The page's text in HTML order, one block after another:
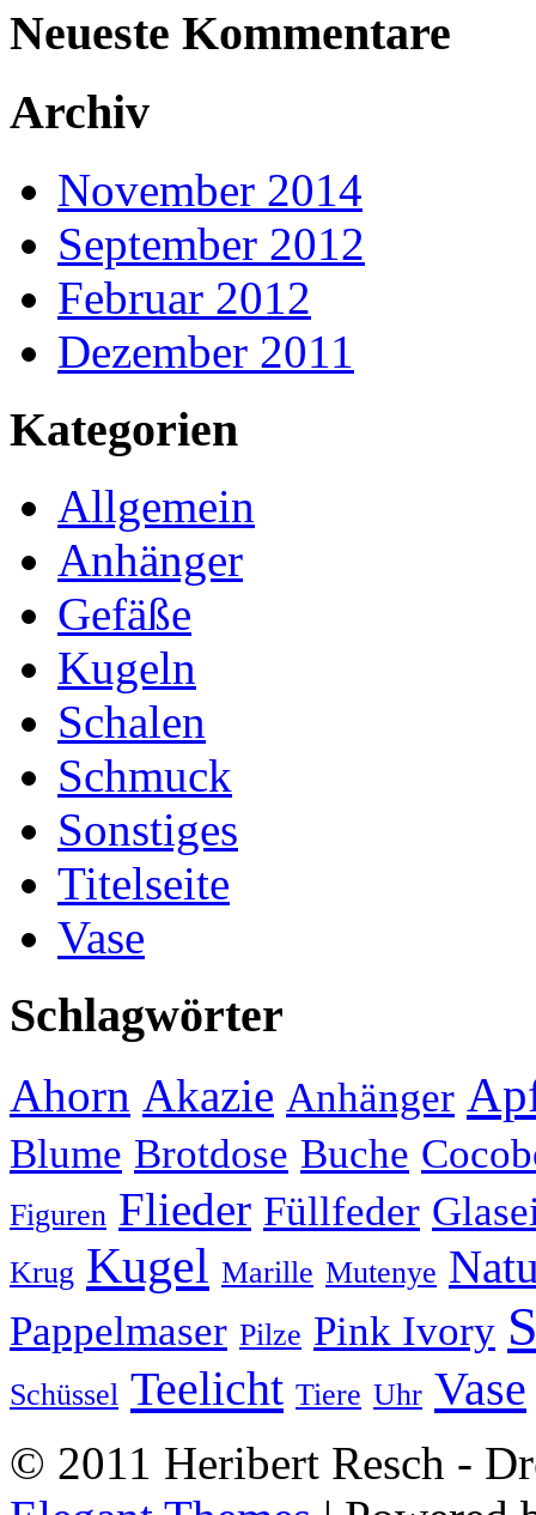
Neueste Kommentare
Archiv
November 2014
September 2012
Februar 2012
Dezember 2011
Kategorien
Allgemein
Anhänger
Gefäße
Kugeln
Schalen
Schmuck
Sonstiges
Titelseite
Vase
Schlagwörter
Ahorn Akazie Anhänger
Blume Brotdose Buche
Figuren Flieder Füllfeder
Krug Kugel Marille Mutenye
Pappelmaser Pilze Pink Ivory
Schüssel Teelicht Tiere Uhr Vase
© 2011 Heribert Resch -